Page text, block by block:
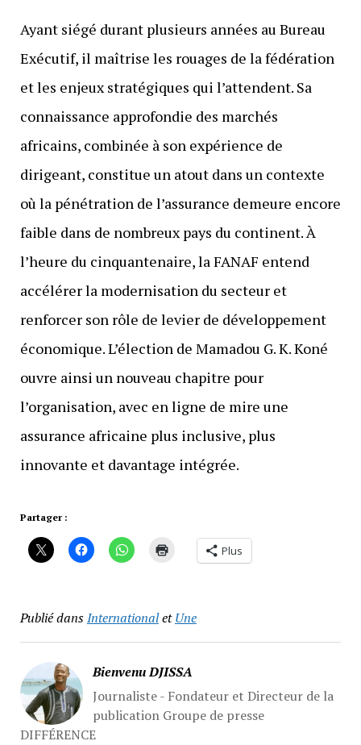
Ayant siégé durant plusieurs années au Bureau
Exécutif, il maîtrise les rouages de la fédération
et les enjeux stratégiques qui l’attendent. Sa
connaissance approfondie des marchés
africains, combinée à son expérience de
dirigeant, constitue un atout dans un contexte
où la pénétration de l’assurance demeure encore
faible dans de nombreux pays du continent. À
l’heure du cinquantenaire, la FANAF entend
accélérer la modernisation du secteur et
renforcer son rôle de levier de développement
économique. L’élection de Mamadou G. K. Koné
ouvre ainsi un nouveau chapitre pour
l’organisation, avec en ligne de mire une
assurance africaine plus inclusive, plus
innovante et davantage intégrée.
Partager :
Plus
Publié dansInternationaletUne
Bienvenu DJISSA
Journaliste - Fondateur et Directeur de la
publication Groupe de presse
DIFFÉRENCE